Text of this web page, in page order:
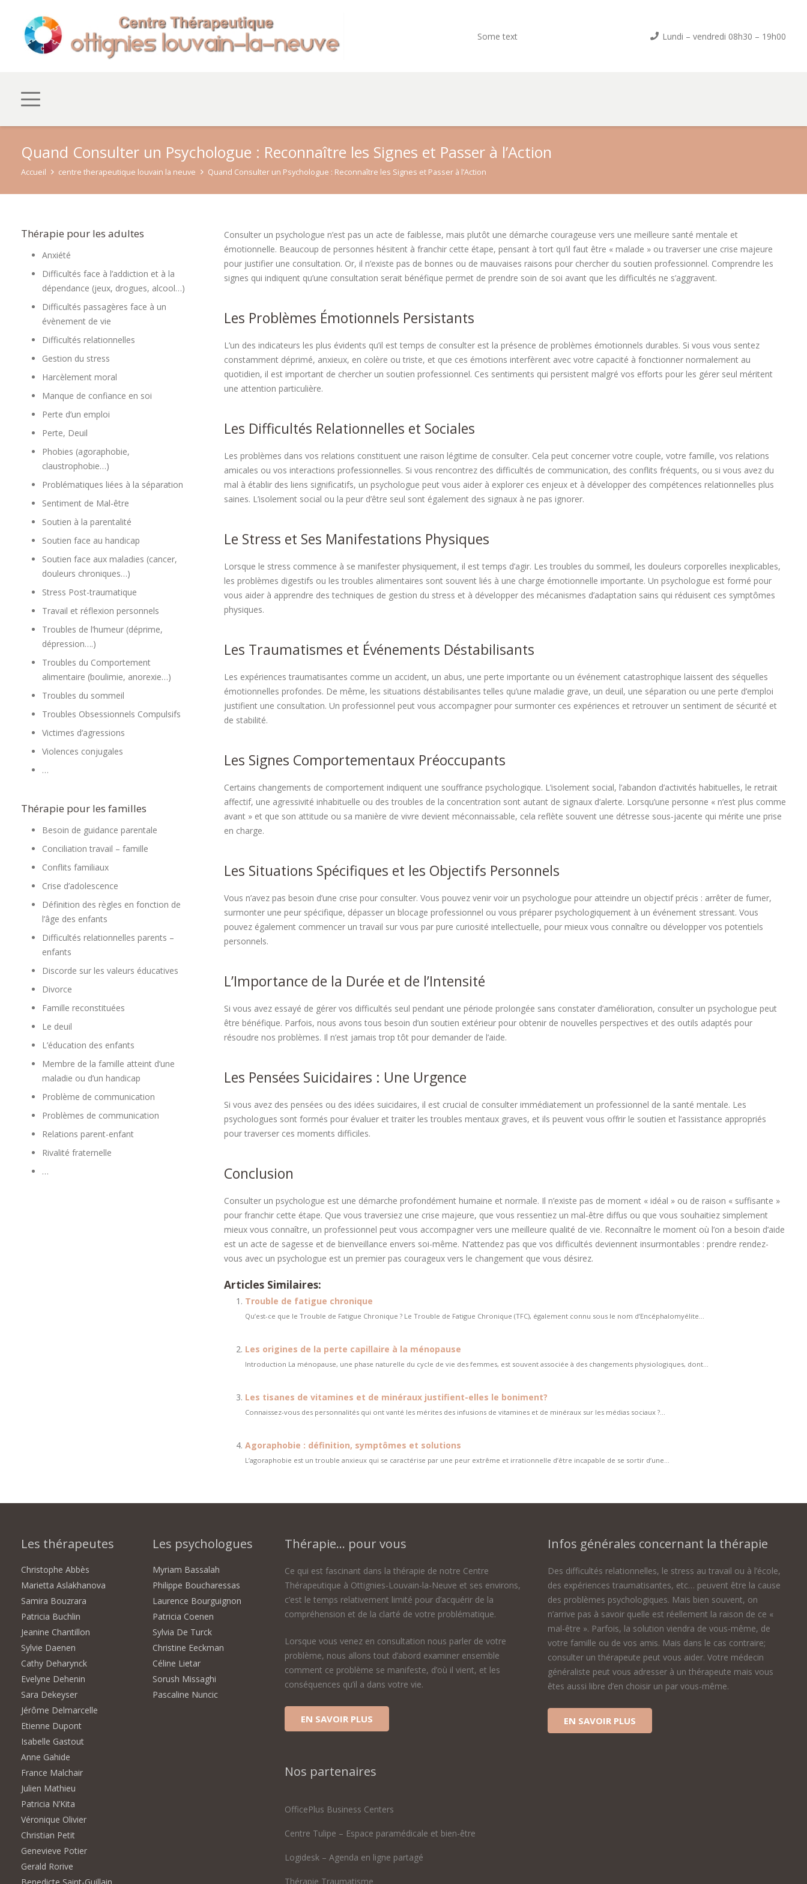
Some text Lundi – vendredi 08h30 – 19h00
Quand Consulter un Psychologue : Reconnaître les Signes et Passer à l’Action
Accueil centre therapeutique louvain la neuve Quand Consulter un Psychologue : Reconnaître les Signes et Passer à l’Action
Consulter un psychologue n’est pas un acte de faiblesse, mais plutôt une démarche courageuse vers une meilleure santé mentale et
émotionnelle. Beaucoup de personnes hésitent à franchir cette étape, pensant à tort qu’il faut être « malade » ou traverser une crise majeure
pour justifier une consultation. Or, il n’existe pas de bonnes ou de mauvaises raisons pour chercher du soutien professionnel. Comprendre les
signes qui indiquent qu’une consultation serait bénéfique permet de prendre soin de soi avant que les difficultés ne s’aggravent.
Les Problèmes Émotionnels Persistants
L’un des indicateurs les plus évidents qu’il est temps de consulter est la présence de problèmes émotionnels durables. Si vous vous sentez
constamment déprimé, anxieux, en colère ou triste, et que ces émotions interfèrent avec votre capacité à fonctionner normalement au
quotidien, il est important de chercher un soutien professionnel. Ces sentiments qui persistent malgré vos efforts pour les gérer seul méritent
une attention particulière.
Les Difficultés Relationnelles et Sociales
Les problèmes dans vos relations constituent une raison légitime de consulter. Cela peut concerner votre couple, votre famille, vos relations
amicales ou vos interactions professionnelles. Si vous rencontrez des difficultés de communication, des conflits fréquents, ou si vous avez du
mal à établir des liens significatifs, un psychologue peut vous aider à explorer ces enjeux et à développer des compétences relationnelles plus
saines. L’isolement social ou la peur d’être seul sont également des signaux à ne pas ignorer.
Le Stress et Ses Manifestations Physiques
Lorsque le stress commence à se manifester physiquement, il est temps d’agir. Les troubles du sommeil, les douleurs corporelles inexplicables,
les problèmes digestifs ou les troubles alimentaires sont souvent liés à une charge émotionnelle importante. Un psychologue est formé pour
vous aider à apprendre des techniques de gestion du stress et à développer des mécanismes d’adaptation sains qui réduisent ces symptômes
physiques.
Les Traumatismes et Événements Déstabilisants
Les expériences traumatisantes comme un accident, un abus, une perte importante ou un événement catastrophique laissent des séquelles
émotionnelles profondes. De même, les situations déstabilisantes telles qu’une maladie grave, un deuil, une séparation ou une perte d’emploi
justifient une consultation. Un professionnel peut vous accompagner pour surmonter ces expériences et retrouver un sentiment de sécurité et
de stabilité.
Les Signes Comportementaux Préoccupants
Certains changements de comportement indiquent une souffrance psychologique. L’isolement social, l’abandon d’activités habituelles, le retrait
affectif, une agressivité inhabituelle ou des troubles de la concentration sont autant de signaux d’alerte. Lorsqu’une personne « n’est plus comme
avant » et que son attitude ou sa manière de vivre devient méconnaissable, cela reflète souvent une détresse sous-jacente qui mérite une prise
en charge.
Les Situations Spécifiques et les Objectifs Personnels
Vous n’avez pas besoin d’une crise pour consulter. Vous pouvez venir voir un psychologue pour atteindre un objectif précis : arrêter de fumer,
surmonter une peur spécifique, dépasser un blocage professionnel ou vous préparer psychologiquement à un événement stressant. Vous
pouvez également commencer un travail sur vous par pure curiosité intellectuelle, pour mieux vous connaître ou développer vos potentiels
personnels.
L’Importance de la Durée et de l’Intensité
Si vous avez essayé de gérer vos difficultés seul pendant une période prolongée sans constater d’amélioration, consulter un psychologue peut
être bénéfique. Parfois, nous avons tous besoin d’un soutien extérieur pour obtenir de nouvelles perspectives et des outils adaptés pour
résoudre nos problèmes. Il n’est jamais trop tôt pour demander de l’aide.
Les Pensées Suicidaires : Une Urgence
Si vous avez des pensées ou des idées suicidaires, il est crucial de consulter immédiatement un professionnel de la santé mentale. Les
psychologues sont formés pour évaluer et traiter les troubles mentaux graves, et ils peuvent vous offrir le soutien et l’assistance appropriés
pour traverser ces moments difficiles.
Conclusion
Consulter un psychologue est une démarche profondément humaine et normale. Il n’existe pas de moment « idéal » ou de raison « suffisante »
pour franchir cette étape. Que vous traversiez une crise majeure, que vous ressentiez un mal-être diffus ou que vous souhaitiez simplement
mieux vous connaître, un professionnel peut vous accompagner vers une meilleure qualité de vie. Reconnaître le moment où l’on a besoin d’aide
est un acte de sagesse et de bienveillance envers soi-même. N’attendez pas que vos difficultés deviennent insurmontables : prendre rendez-
vous avec un psychologue est un premier pas courageux vers le changement que vous désirez.
Articles Similaires:
Trouble de fatigue chronique
Qu’est-ce que le Trouble de Fatigue Chronique ? Le Trouble de Fatigue Chronique (TFC), également connu sous le nom d’Encéphalomyélite...
Les origines de la perte capillaire à la ménopause
Introduction La ménopause, une phase naturelle du cycle de vie des femmes, est souvent associée à des changements physiologiques, dont...
Les tisanes de vitamines et de minéraux justifient-elles le boniment?
Connaissez-vous des personnalités qui ont vanté les mérites des infusions de vitamines et de minéraux sur les médias sociaux ?...
Agoraphobie : définition, symptômes et solutions
L’agoraphobie est un trouble anxieux qui se caractérise par une peur extrême et irrationnelle d’être incapable de se sortir d’une...
Thérapie pour les adultes
Anxiété
Difficultés face à l’addiction et à la
dépendance (jeux, drogues, alcool…)
Difficultés passagères face à un
évènement de vie
Difficultés relationnelles
Gestion du stress
Harcèlement moral
Manque de confiance en soi
Perte d’un emploi
Perte, Deuil
Phobies (agoraphobie,
claustrophobie…)
Problématiques liées à la séparation
Sentiment de Mal-être
Soutien à la parentalité
Soutien face au handicap
Soutien face aux maladies (cancer,
douleurs chroniques…)
Stress Post-traumatique
Travail et réflexion personnels
Troubles de l’humeur (déprime,
dépression….)
Troubles du Comportement
alimentaire (boulimie, anorexie…)
Troubles du sommeil
Troubles Obsessionnels Compulsifs
Victimes d’agressions
Violences conjugales
…
Thérapie pour les familles
Besoin de guidance parentale
Conciliation travail – famille
Conflits familiaux
Crise d’adolescence
Définition des règles en fonction de
l’âge des enfants
Difficultés relationnelles parents –
enfants
Discorde sur les valeurs éducatives
Divorce
Famille reconstituées
Le deuil
L’éducation des enfants
Membre de la famille atteint d’une
maladie ou d’un handicap
Problème de communication
Problèmes de communication
Relations parent-enfant
Rivalité fraternelle
…
Les thérapeutes
Christophe Abbès
Marietta Aslakhanova
Samira Bouzrara
Patricia Buchlin
Jeanine Chantillon
Sylvie Daenen
Cathy Deharynck
Evelyne Dehenin
Sara Dekeyser
Jérôme Delmarcelle
Etienne Dupont
Isabelle Gastout
Anne Gahide
France Malchair
Julien Mathieu
Patricia N’Kita
Véronique Olivier
Christian Petit
Genevieve Potier
Gerald Rorive
Les psychologues
Myriam Bassalah
Philippe Boucharessas
Laurence Bourguignon
Patricia Coenen
Sylvia De Turck
Christine Eeckman
Céline Lietar
Sorush Missaghi
Pascaline Nuncic
Thérapie... pour vous
Ce qui est fascinant dans la thérapie de notre Centre
Thérapeutique à Ottignies-Louvain-la-Neuve et ses environs,
c’est le temps relativement limité pour d’acquérir de la
compréhension et de la clarté de votre problématique.
Lorsque vous venez en consultation nous parler de votre
problème, nous allons tout d’abord examiner ensemble
comment ce problème se manifeste, d’où il vient, et les
conséquences qu’il a dans votre vie.
EN SAVOIR PLUS
Nos partenaires
OfficePlus Business Centers
Centre Tulipe – Espace paramédicale et bien-être
Logidesk – Agenda en ligne partagé
Thérapie Traumatisme
Infos générales concernant la thérapie
Des difficultés relationnelles, le stress au travail ou à l’école,
des expériences traumatisantes, etc… peuvent être la cause
des problèmes psychologiques. Mais bien souvent, on
n’arrive pas à savoir quelle est réellement la raison de ce «
mal-être ». Parfois, la solution viendra de vous-même, de
votre famille ou de vos amis. Mais dans le cas contraire;
consulter un thérapeute peut vous aider. Votre médecin
généraliste peut vous adresser à un thérapeute mais vous
êtes aussi libre d’en choisir un par vous-même.
EN SAVOIR PLUS